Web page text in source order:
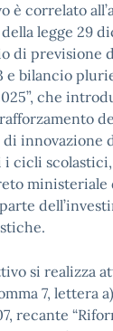
è correlato
legge 29
di previsione
e bilancio
che
di innovazione
cicli scolastici,
si realizza
7, lettera
recante